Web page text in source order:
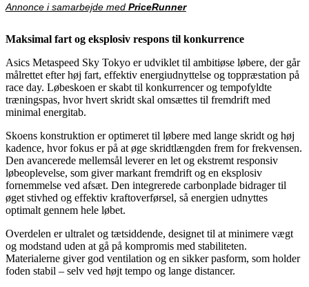
Annonce i samarbejde med PriceRunner
Maksimal fart og eksplosiv respons til konkurrence
Asics Metaspeed Sky Tokyo er udviklet til ambitiøse løbere, der går
målrettet efter høj fart, effektiv energiudnyttelse og toppræstation på
race day. Løbeskoen er skabt til konkurrencer og tempofyldte
træningspas, hvor hvert skridt skal omsættes til fremdrift med
minimal energitab.
Skoens konstruktion er optimeret til løbere med lange skridt og høj
kadence, hvor fokus er på at øge skridtlængden frem for frekvensen.
Den avancerede mellemsål leverer en let og ekstremt responsiv
løbeoplevelse, som giver markant fremdrift og en eksplosiv
fornemmelse ved afsæt. Den integrerede carbonplade bidrager til
øget stivhed og effektiv kraftoverførsel, så energien udnyttes
optimalt gennem hele løbet.
Overdelen er ultralet og tætsiddende, designet til at minimere vægt
og modstand uden at gå på kompromis med stabiliteten.
Materialerne giver god ventilation og en sikker pasform, som holder
foden stabil – selv ved højt tempo og lange distancer.